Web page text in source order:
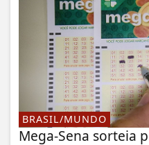
BRASIL/MUNDO
Mega-Sena sorteia